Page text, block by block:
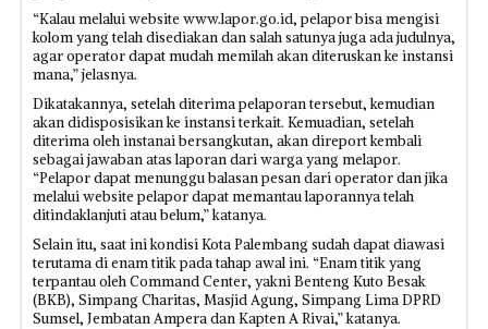
“Kalau melalui website www.lapor.go.id, pelapor bisa mengisi
kolom yang telah disediakan dan salah satunya juga ada judulnya,
agar operator dapat mudah memilah akan diteruskan ke instansi
mana,” jelasnya.
Dikatakannya, setelah diterima pelaporan tersebut, kemudian
akan didisposisikan ke instansi terkait. Kemuadian, setelah
diterima oleh instanai bersangkutan, akan direport kembali
sebagai jawaban atas laporan dari warga yang melapor.
“Pelapor dapat menunggu balasan pesan dari operator dan jika
melalui website pelapor dapat memantau laporannya telah
ditindaklanjuti atau belum,” katanya.
Selain itu, saat ini kondisi Kota Palembang sudah dapat diawasi
terutama di enam titik pada tahap awal ini. “Enam titik yang
terpantau oleh Command Center, yakni Benteng Kuto Besak
(BKB), Simpang Charitas, Masjid Agung, Simpang Lima DPRD
Sumsel, Jembatan Ampera dan Kapten A Rivai,” katanya.